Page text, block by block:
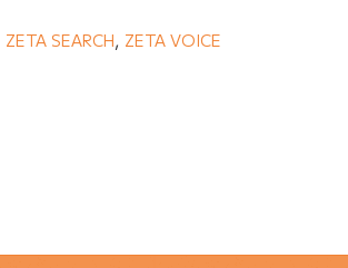
ZETA SEARCH, ZETA VOICE